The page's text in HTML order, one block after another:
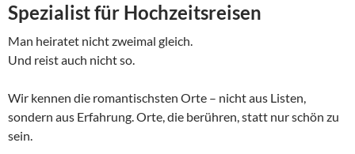
Spezialist für Hochzeitsreisen
Man heiratet nicht zweimal gleich.
Und reist auch nicht so.
Wir kennen die romantischsten Orte – nicht aus Listen,
sondern aus Erfahrung. Orte, die berühren, statt nur schön zu
sein.